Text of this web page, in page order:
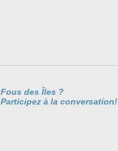
Fous des Îles ?
Participez à la conversation!